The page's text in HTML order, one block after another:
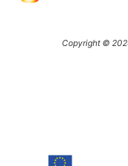
Copyright ©